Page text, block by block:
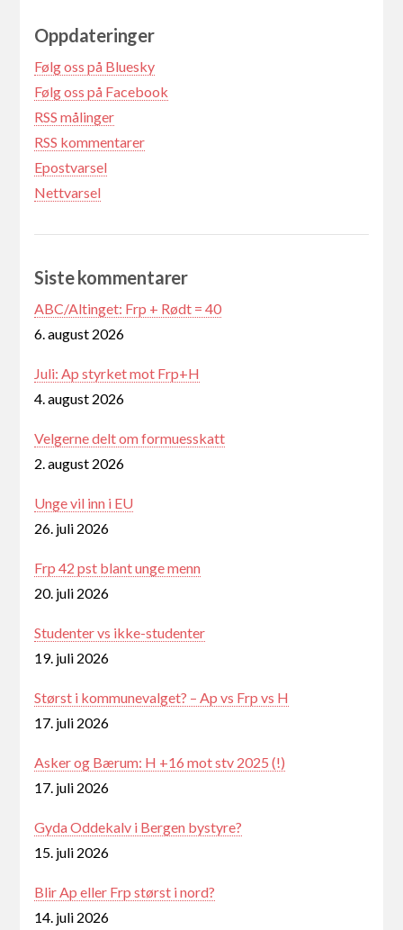
Oppdateringer
Følg oss på Bluesky
Følg oss på Facebook
RSS målinger
RSS kommentarer
Epostvarsel
Nettvarsel
Siste kommentarer
ABC/Altinget: Frp + Rødt = 40
6. august 2026
Juli: Ap styrket mot Frp+H
4. august 2026
Velgerne delt om formuesskatt
2. august 2026
Unge vil inn i EU
26. juli 2026
Frp 42 pst blant unge menn
20. juli 2026
Studenter vs ikke-studenter
19. juli 2026
Størst i kommunevalget? – Ap vs Frp vs H
17. juli 2026
Asker og Bærum: H +16 mot stv 2025 (!)
17. juli 2026
Gyda Oddekalv i Bergen bystyre?
15. juli 2026
Blir Ap eller Frp størst i nord?
14. juli 2026